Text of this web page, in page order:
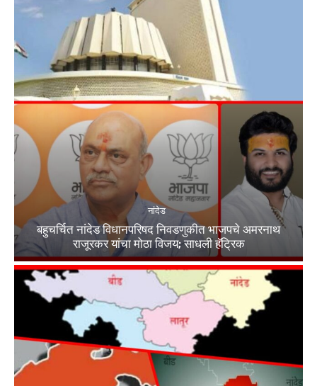
नांदेड
बहुचर्चित नांदेड विधानपरिषद निवडणुकीत भाजपचे अमरनाथ
राजूरकर यांचा मोठा विजय; साधली हॅट्रिक